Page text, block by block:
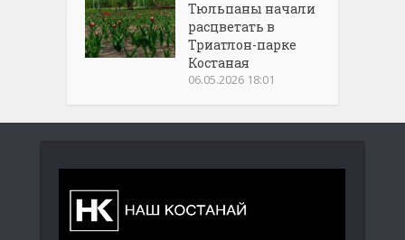
Тюльпаны начали
расцветать в
Триатлон-парке
Костаная
06.05.2026 18:01